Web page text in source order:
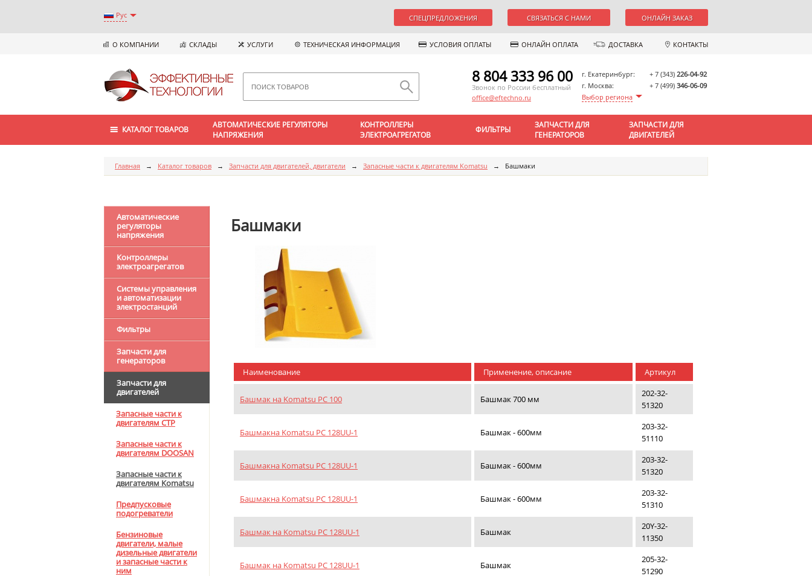
Рус СПЕЦПРЕДЛОЖЕНИЯ СВЯЗАТЬСЯ С НАМИ ОНЛАЙН ЗАКАЗ
О КОМПАНИИ СКЛАДЫ УСЛУГИ ТЕХНИЧЕСКАЯ ИНФОРМАЦИЯ УСЛОВИЯ ОПЛАТЫ ОНЛАЙН ОПЛАТА ДОСТАВКА КОНТАКТЫ
г. Екатеринбург: + 7 (343) 226-04-92
г. Москва:
+ 7 (499) 346-06-09
Выбор региона
8 804 333 96 00
Звонок по России бесплатный
office@eftechno.ru
КАТАЛОГ ТОВАРОВ
АВТОМАТИЧЕСКИЕ РЕГУЛЯТОРЫ
НАПРЯЖЕНИЯ
КОНТРОЛЛЕРЫ
ЭЛЕКТРОАГРЕГАТОВ
ФИЛЬТРЫ
ЗАПЧАСТИ ДЛЯ
ГЕНЕРАТОРОВ
ЗАПЧАСТИ ДЛЯ
ДВИГАТЕЛЕЙ
Главная → Каталог товаров → Запчасти для двигателей, двигатели → Запасные части к двигателям Komatsu → Башмаки
Автоматические
регуляторы
напряжения
Контроллеры
электроагрегатов
Системы управления
и автоматизации
электростанций
Фильтры
Запчасти для
генераторов
Запчасти для
двигателей
Запасные части к
двигателям CTP
Запасные части к
двигателям DOOSAN
Запасные части к
двигателям Komatsu
Предпусковые
подогреватели
Бензиновые
двигатели, малые
дизельные двигатели
и запасные части к
ним
Башмаки
Наименование Применение, описание Артикул
Башмак на Komatsu PC 100 Башмак 700 мм
202-32-
51320
Башмакна Komatsu PC 128UU-1 Башмак - 600мм
203-32-
51110
Башмакна Komatsu PC 128UU-1 Башмак - 600мм
203-32-
51320
Башмакна Komatsu PC 128UU-1 Башмак - 600мм
203-32-
51310
Башмак на Komatsu PC 128UU-1 Башмак
20Y-32-
11350
Башмак на Komatsu PC 128UU-1 Башмак
205-32-
51290